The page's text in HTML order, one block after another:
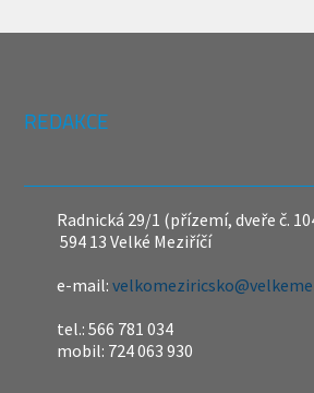
REDAKCE
Radnická 29/1 (přízemí, dveře č.
594 13 Velké Meziříčí
e-mail:
tel.: 566 781 034
mobil: 724 063 930